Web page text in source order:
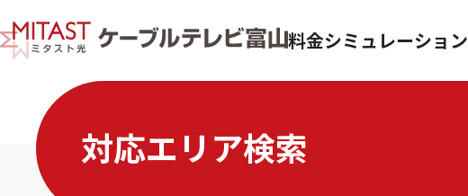
料金シミュレーション
対応エリア検索